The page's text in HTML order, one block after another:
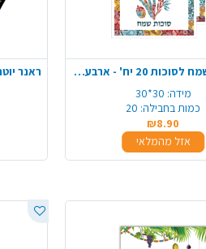
מפיות חג שמח לסוכות 20 יח' - ארבעת המינים
מידה: 30*30
כמות בחבילה: 20
₪8.90
אזל מהמלאי